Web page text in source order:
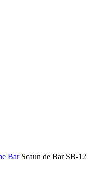
Bar Scaun de Bar SB-12